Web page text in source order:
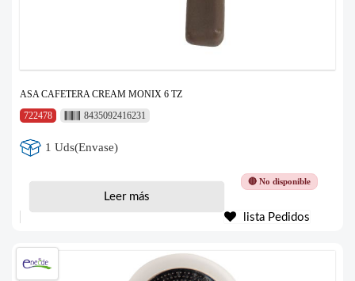
ASA CAFETERA CREAM MONIX 6 TZ
722478
8435092416231
1 Uds(Envase)
🔴 No disponible
Leer más
lista Pedidos